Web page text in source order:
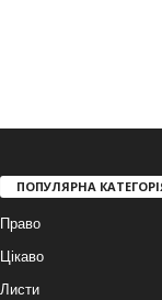
ПОПУЛЯРНА
Право
Цікаво
Листи